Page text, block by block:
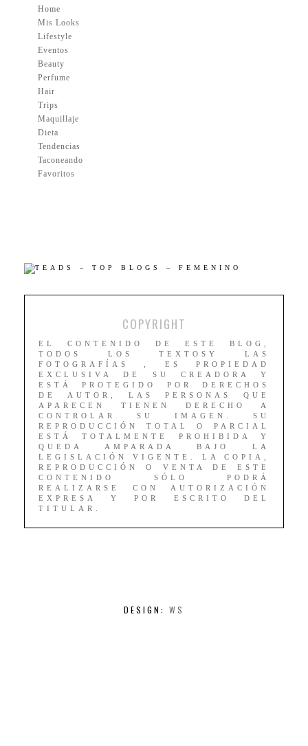
Home
Mis Looks
Lifestyle
Eventos
Beauty
Perfume
Hair
Trips
Maquillaje
Dieta
Tendencias
Taconeando
Favoritos
COPYRIGHT
EL CONTENIDO DE ESTE BLOG,
TODOS LOS TEXTOSY LAS
FOTOGRAFÍAS , ES PROPIEDAD
EXCLUSIVA DE SU CREADORA Y
ESTÁ PROTEGIDO POR DERECHOS
DE AUTOR, LAS PERSONAS QUE
APARECEN TIENEN DERECHO A
CONTROLAR SU IMAGEN. SU
REPRODUCCIÓN TOTAL O PARCIAL
ESTÁ TOTALMENTE PROHIBIDA Y
QUEDA AMPARADA BAJO LA
LEGISLACIÓN VIGENTE. LA COPIA,
REPRODUCCIÓN O VENTA DE ESTE
CONTENIDO SÓLO PODRÁ
REALIZARSE CON AUTORIZACIÓN
EXPRESA Y POR ESCRITO DEL
TITULAR.
DESIGN: WS